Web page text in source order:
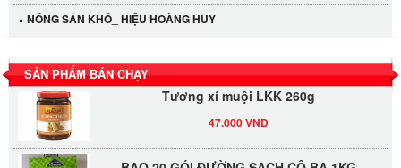
NÔNG SẢN KHÔ_ HIỆU HOÀNG HUY
SẢN PHẨM BÁN CHẠY
LỐC 12 HỦ Tương xí muội LKK 260g
Tương xí muội LKK 260g
BAO 20 GÓI ĐƯỜNG SẠCH CÔ BA 1KG